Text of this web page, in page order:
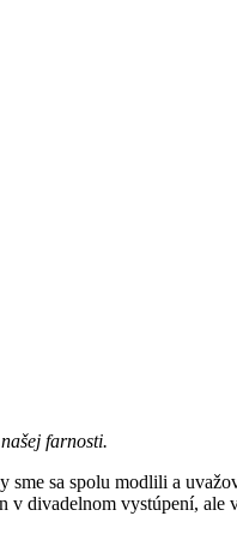
farnosti.
sa spolu modlili a
divadelnom vystúpení, ale